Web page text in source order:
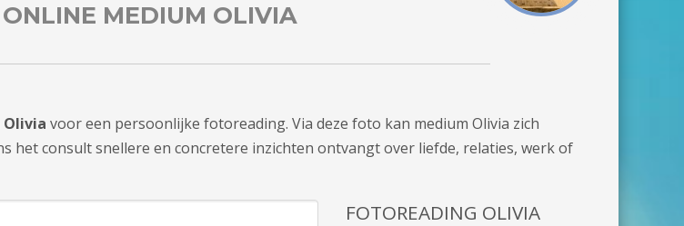
MEDIUM OLIVIA
voor een persoonlijke fotoreading. Via deze foto kan medium Olivia zich
het consult snellere en concretere inzichten ontvangt over liefde, relaties, werk of
FOTOREADING OLIVIA